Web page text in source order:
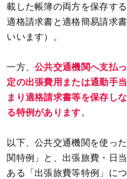
載した帳簿の両方を保存す
適格請求書と適格簡易請求
いいます）。
一方、公共交通機関へ支払
定の出張費用または通勤手
まり適格請求書等を保存し
る特例があります。
以下、公共交通機関を使っ
関特例」と、出張旅費・日
ある「出張旅費等特例」に